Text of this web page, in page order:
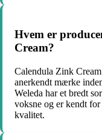
Hvem er
Cream?
Calendula Zink
anerkendt mærke
Weleda har et bredt
voksne og er kendt
kvalitet.